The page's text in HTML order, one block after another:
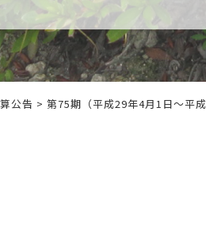
公告 > 第75期（平成29年4月1日～平成